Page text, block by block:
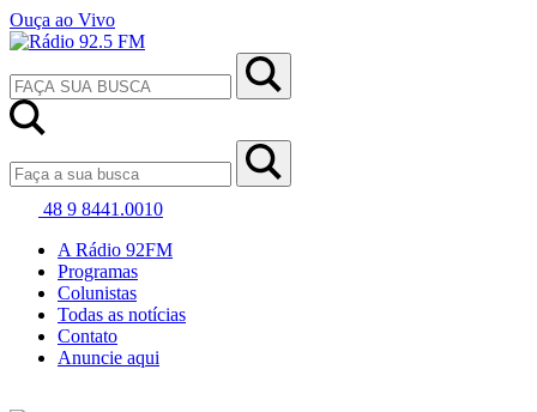
Ouça ao Vivo
48 9 8441.0010
A Rádio 92FM
Programas
Colunistas
Todas as notícias
Contato
Anuncie aqui